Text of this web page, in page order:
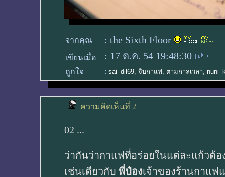
จากคุณ : the Sixth Floor
เขียนเมื่อ : 17 ต.ค. 54 19:48:30
ถูกใจ : sai_dil69, จิบกาแฟ, ตามกาลเวลา,
ความคิดเห็นที่ 2
02 ...
ว่ากันว่ากาแฟที่อร่อยในแต่ละแก้วต้
เช่นเดียวกับ พี่ป๋องเจ้าของร้านกาแ